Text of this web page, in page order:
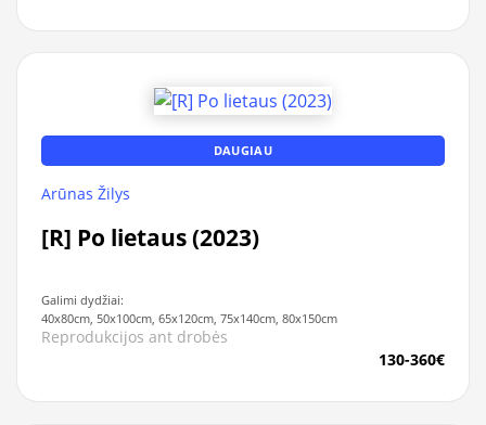
DAUGIAU
Arūnas Žilys
[R] Po lietaus (2023)
Galimi dydžiai:
40x80cm, 50x100cm, 65x120cm, 75x140cm, 80x150cm
Reprodukcijos ant drobės
130-360€